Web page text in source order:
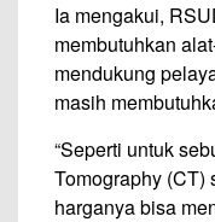
Ia mengakui,
membutuhkan
mendukung
masih
“Seperti untuk
Tomography (CT)
harganya bisa